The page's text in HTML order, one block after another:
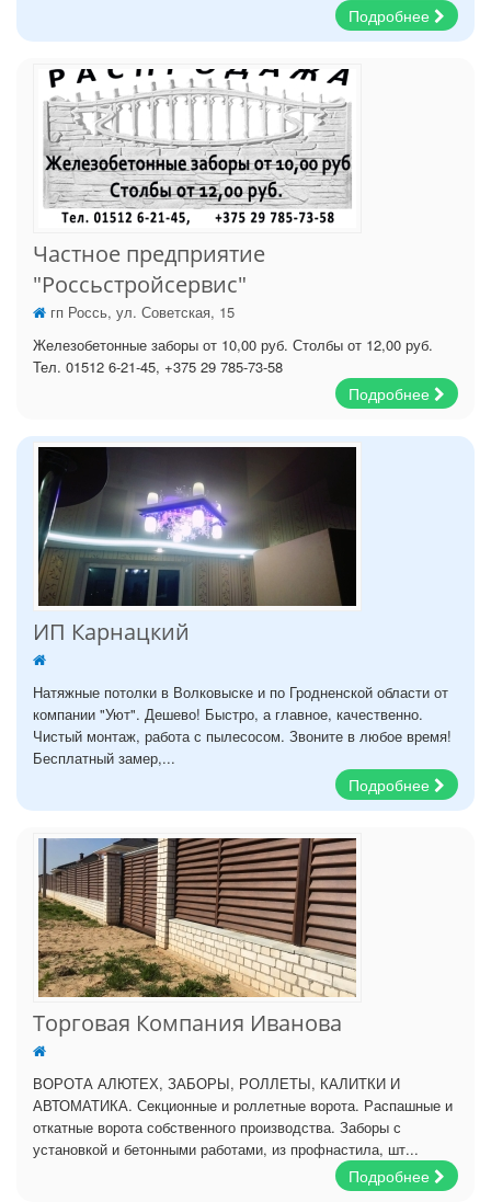
Подробнее
Частное предприятие
"Россьстройсервис"
гп Россь, ул. Советская, 15
Железобетонные заборы от 10,00 руб. Столбы от 12,00 руб.
Тел. 01512 6-21-45, +375 29 785-73-58
Подробнее
ИП Карнацкий
Натяжные потолки в Волковыске и по Гродненской области от
компании "Уют". Дешево! Быстро, а главное, качественно.
Чистый монтаж, работа с пылесосом. Звоните в любое время!
Бесплатный замер,...
Подробнее
Торговая Компания Иванова
ВОРОТА АЛЮТЕХ, ЗАБОРЫ, РОЛЛЕТЫ, КАЛИТКИ И
АВТОМАТИКА. Секционные и роллетные ворота. Распашные и
откатные ворота собственного производства. Заборы с
установкой и бетонными работами, из профнастила, шт...
Подробнее